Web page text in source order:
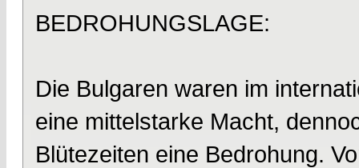
BEDROHUNGSLAGE:
Die Bulgaren waren im
eine mittelstarke Macht,
Blütezeiten eine Bedrohung.